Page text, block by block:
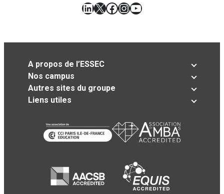
LinkedIn
X Facebook
Instagram
YouTube
A propos de l’ESSEC
Nos campus
Autres sites du groupe
Liens utiles